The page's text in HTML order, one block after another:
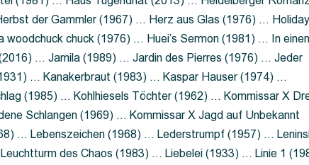
der Gammler (1967) … Herz aus Glas (1976) …
chuck (1976) … Huei’s Sermon (1981) … In
… Jamila (1989) … Jardin des Pierres (1976) … Jeder
… Kanakerbraut (1983) … Kaspar Hauser (1974) …
(1985) … Kohlhiesels Töchter (1962) … Kommissar X
Schlangen (1969) … Kommissar X Jagd auf Unbekannt
… Lebenszeichen (1968) … Lederstrumpf (1957) …
des Chaos (1983) … Liebelei (1933) … Linie 1